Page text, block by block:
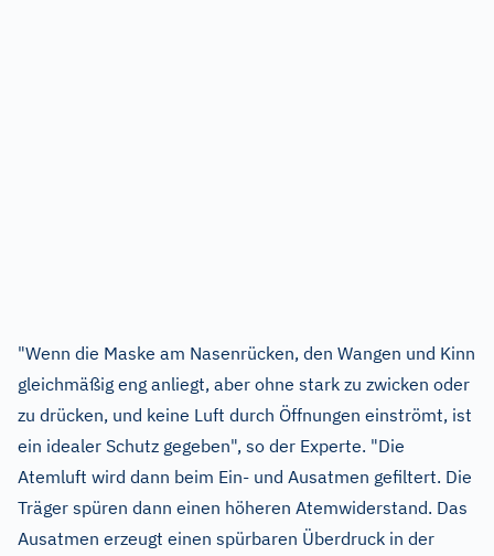
"Wenn die Maske am Nasenrücken, den Wangen und Kinn
gleichmäßig eng anliegt, aber ohne stark zu zwicken oder
zu drücken, und keine Luft durch Öffnungen einströmt, ist
ein idealer Schutz gegeben", so der Experte. "Die
Atemluft wird dann beim Ein- und Ausatmen gefiltert. Die
Träger spüren dann einen höheren Atemwiderstand. Das
Ausatmen erzeugt einen spürbaren Überdruck in der